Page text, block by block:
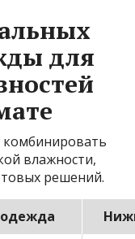
для
влажности,
решений.
одежда